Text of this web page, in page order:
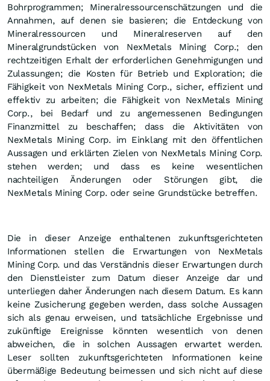
Bohrprogrammen; Mineralressourcenschätzungen und die
Annahmen, auf denen sie basieren; die Entdeckung von
Mineralressourcen und Mineralreserven auf den
Mineralgrundstücken von NexMetals Mining Corp.; den
rechtzeitigen Erhalt der erforderlichen Genehmigungen und
Zulassungen; die Kosten für Betrieb und Exploration; die
Fähigkeit von NexMetals Mining Corp., sicher, effizient und
effektiv zu arbeiten; die Fähigkeit von NexMetals Mining
Corp., bei Bedarf und zu angemessenen Bedingungen
Finanzmittel zu beschaffen; dass die Aktivitäten von
NexMetals Mining Corp. im Einklang mit den öffentlichen
Aussagen und erklärten Zielen von NexMetals Mining Corp.
stehen werden; und dass es keine wesentlichen
nachteiligen Änderungen oder Störungen gibt, die
NexMetals Mining Corp. oder seine Grundstücke betreffen.
Die in dieser Anzeige enthaltenen zukunftsgerichteten
Informationen stellen die Erwartungen von NexMetals
Mining Corp. und das Verständnis dieser Erwartungen durch
den Dienstleister zum Datum dieser Anzeige dar und
unterliegen daher Änderungen nach diesem Datum. Es kann
keine Zusicherung gegeben werden, dass solche Aussagen
sich als genau erweisen, und tatsächliche Ergebnisse und
zukünftige Ereignisse könnten wesentlich von denen
abweichen, die in solchen Aussagen erwartet werden.
Leser sollten zukunftsgerichteten Informationen keine
übermäßige Bedeutung beimessen und sich nicht auf diese